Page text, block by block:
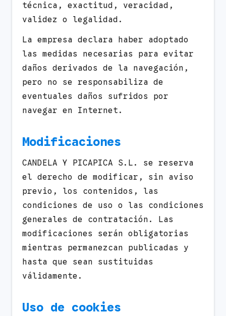
técnica, exactitud, veracidad,
validez o legalidad.
La empresa declara haber adoptado
las medidas necesarias para evitar
daños derivados de la navegación,
pero no se responsabiliza de
eventuales daños sufridos por
navegar en Internet.
Modificaciones
CANDELA Y PICAPICA S.L. se reserva
el derecho de modificar, sin aviso
previo, los contenidos, las
condiciones de uso o las condiciones
generales de contratación. Las
modificaciones serán obligatorias
mientras permanezcan publicadas y
hasta que sean sustituidas
válidamente.
Uso de cookies